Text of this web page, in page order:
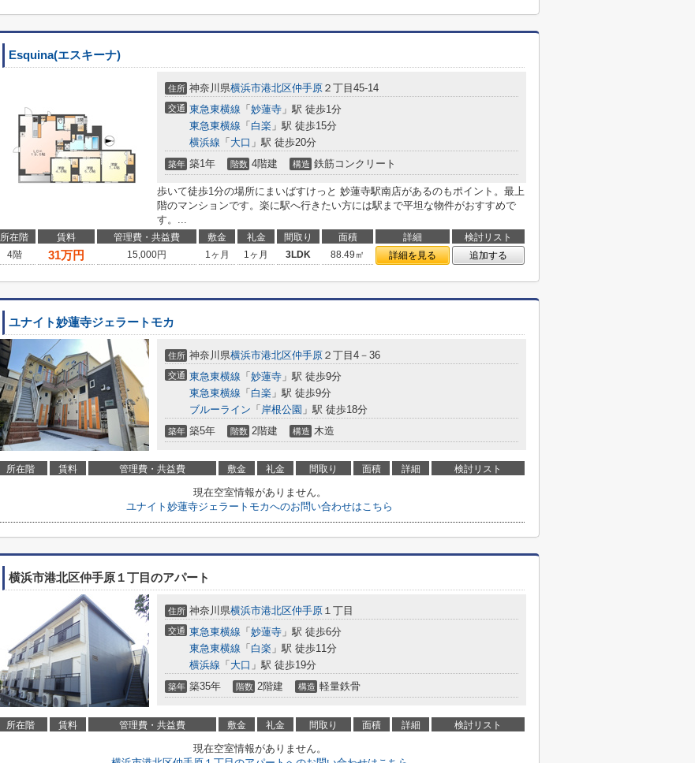
Esquina(エスキーナ)
住所 神奈川県横浜市港北区仲手原 ２丁目45-14
交通 東急東横線 「 妙蓮寺 」駅 徒歩1分
東急東横線 「 白楽 」駅 徒歩15分
横浜線 「 大口 」駅 徒歩20分
築年 築1年 階数 4階建 構造 鉄筋コンクリート
歩いて徒歩1分の場所にまいばすけっと 妙蓮寺駅南店があるのもポイント。最上
階のマンションです。楽に駅へ行きたい方には駅まで平坦な物件がおすすめで
す。...
所在階 賃料 管理費・共益費 敷金 礼金 間取り 面積 詳細
検討リスト
4階
31万円 15,000円 1ヶ月 1ヶ月 3LDK 88.49㎡ 詳細を見る 追加する
ユナイト妙蓮寺ジェラートモカ
住所 神奈川県横浜市港北区仲手原 ２丁目4－36
交通 東急東横線 「 妙蓮寺 」駅 徒歩9分
東急東横線 「 白楽 」駅 徒歩9分
ブルーライン 「 岸根公園 」駅 徒歩18分
築年 築5年 階数 2階建 構造 木造
所在階 賃料 管理費・共益費 敷金 礼金 間取り 面積 詳細 検討リスト
現在空室情報がありません。
ユナイト妙蓮寺ジェラートモカへのお問い合わせはこちら
横浜市港北区仲手原１丁目のアパート
住所 神奈川県横浜市港北区仲手原 １丁目
交通 東急東横線 「 妙蓮寺 」駅 徒歩6分
東急東横線 「 白楽 」駅 徒歩11分
横浜線 「 大口 」駅 徒歩19分
築年 築35年 階数 2階建 構造 軽量鉄骨
所在階 賃料 管理費・共益費 敷金 礼金 間取り 面積 詳細 検討リスト
現在空室情報がありません。